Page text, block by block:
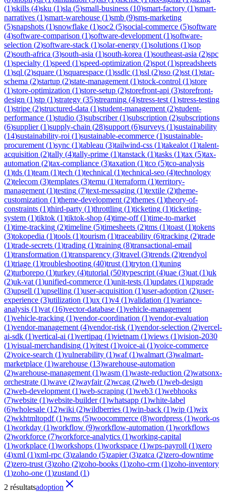
(1)skills (4)sku (1)sla (5)small-business (10)smart-factory (1)smart-
narratives (1)smart-warehouse (1)smb (9)sms-marketing
(5)snapshots (1)snowflake (1)soc2 (5)social-commerce (5)software
(4)software-comparison (1)software-development (1)software-
selection (2)software-stack (1)solar-energy (1)solutions (1)sop
(2)south-africa (3)south-asia (1)south-korea (1)southeast-asia (2)spc
(1)specialty (1)speed (1)speed-optimization (2)spot (1)spreadsheets
(1)sql (2)square (1)squarespace (1)ssdlc (1)ssl (2)sso (2)sst (1)star-
schema (2)startup (2)state-management (1)stock-control (1)store
(1)store-optimization (1)store-setup (2)storefront-api (3)storefront-
design (1)stp (1)strategy (35)streaming (4)stress-test (1)stress-testing
(1)stripe (2)structured-data (1)student-management (2)student-
performance (1)studio (3)subscriber(1)subscription (2)subscriptions
(6)supplier(1)supply-chain (28)support (6)surveys (1)sustainability
(14)sustainability-roi (1)sustainable-ecommerce (1)sustainable-
procurement (1)sync (1)tableau (3)tailwind-css (1)takealot (1)talent-
acquisition (2)tally (4)tally-prime (1)tanstack (1)tasks (1)tax (5)tax-
automation (2)tax-compliance (3)taxation (1)tco (5)tco-analysis
(1)tds (1)team (1)tech (1)technical (1)technical-seo (4)technology
(2)telecom (3)templates (3)temu (1)terraform (1)territory-
management (1)testing (7)text-messaging (1)textile (2)theme-
customization (1)theme-development (2)themes (1)theory-of-
constraints (1)third-party (1)throttling (1)ticketing (1)ticketing-
system (1)tiktok (1)tiktok-shop (4)time-off(1)time-to-market
(1)time-tracking (2)timeline (5)timesheets (2)tms (1)toast (1)tokens
(3)tokopedia (1)tools (1)tourism (1)traceability (6)tracking (2)trade
(1)trade-secrets (1)trading (1)training (8)transactional-email
(1)transformation (1)transparency (3)travel (3)trends (2)trendyol
(1)triage (1)troubleshooting (40)trust (1)tryton (1)tuning
(2)turborepo (1)turkey (4)tutorial (50)typescript (4)uae (3)uat (1)uk
(2)uk-vat (1)unified-commerce (1)unit-tests (1)updates (1)upgrade
(3)upsell (1)upselling (1)user-acquisition (1)user-adoption (2)user-
experience (3)utilization (1)ux (1)v4 (1)validation (1)variance-
analysis (1)vat (16)vector-database (1)vehicle-management
(1)vehicle-tracking (1)vendor-coordination (1)vendor-evaluation
(1)vendor-management (4)vendor-risk (1)vendor-selection (2)vercel-
ai-sdk (1)vertical-ai (1)vertipaq (1)vietnam (1)views (1)vision-2030
(1)visual-merchandising (1)vitest (1)voice-ai (1)voice-commerce
(2)voice-search (1)vulnerability (1)waf(1)walmart (3)walmart-
marketplace (1)warehouse (13)warehouse-automation
(2)warehouse-management (1)wasm (1)waste-reduction (2)watsonx-
orchestrate (1)wave (2)wayfair(2)wcag (2)web (1)web-design
(2)web-development (1)web-scraping (1)web3 (1)webhooks
(7)website (1)website-builder(1)whatsapp (1)white-label
(6)wholesale (12)wiki (2)wildberries (1)win-back (1)wip (1)wix
(2)wkhtmltopdf(1)wms (5)woocommerce (8)wordpress (1)work-os
(1)workday (1)workflow (9)workflow-automation (1)workflows
(2)workforce (7)workforce-analytics (1)working-capital
(1)workplace (1)workshops (1)workspace (1)wps-payroll (1)xero
(4)xml (1)xml-rpc (3)zalando (5)zapier(3)zatca (2)zero-downtime
(2)zero-trust (3)zoho (2)zoho-books (1)zoho-crm (1)zoho-inventory
(1)zoho-one (1)zustand (1)
2 résultatsadoption